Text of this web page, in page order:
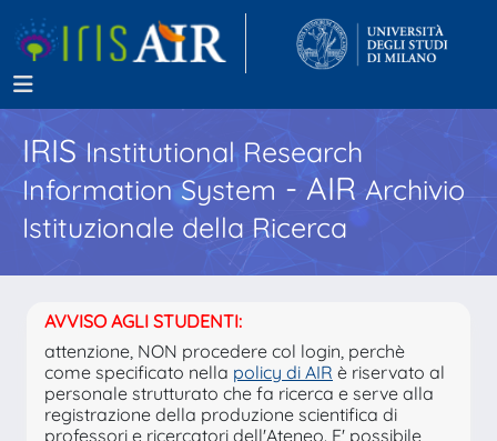
IRISInstitutional Research
Information System - AIR Archivio
Istituzionale della Ricerca
AVVISO AGLI STUDENTI:
attenzione, NON procedere col login, perchè
come specificato nella policy di AIR è riservato al
personale strutturato che fa ricerca e serve alla
registrazione della produzione scientifica di
professori e ricercatori dell'Ateneo. E' possibile